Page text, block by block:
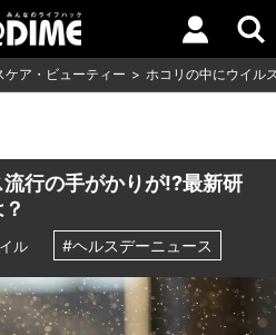
ケア・ビューティー ホコリの中にウイル
行の手がかりが!?最新研
ル #ヘルスデーニュース